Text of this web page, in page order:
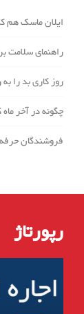
ایلان ماسک هم
راهنمای سلامت
روز کاری بد را
چگونه در آخر
فروشندگان حرفه ای 7 باور
رپورتاژ